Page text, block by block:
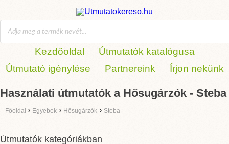
Kezdőoldal
Útmutatók katalógusa
Útmutató igénylése
Partnereink Írjon nekünk
Használati útmutatók a Hősugárzók - Steba
Főoldal › Egyebek › Hősugárzók › Steba
Útmutatók kategóriákban